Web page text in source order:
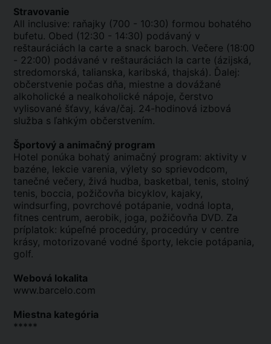
Stravovanie
All inclusive: raňajky (700 - 10:30) formou bohatého
bufetu. Obed (12:30 - 14:30) podávaný v
reštauráciách la carte a snack baroch. Večere (18:00
- 22:00) podávané v reštauráciách la carte (ázijská,
stredomorská, talianska, karibská, thajská). Ďalej:
občerstvenie počas dňa, miestne a dovážané
alkoholické a nealkoholické nápoje, čerstvo
vylisované šťavy, káva/čaj. 24-hodinová izbová
služba s ľahkým občerstvením.
Športový a animačný program
Hotel ponúka bohatý animačný program: aktivity v
bazéne, lekcie varenia, výlety so sprievodcom,
tanečné večery, živá hudba, basketbal, tenis, stolný
tenis, boccia, požičovňa bicyklov, kajaky,
windsurfing, povrchové potápanie, vodná lopta,
fitnes centrum, aerobik, joga, požičovňa DVD. Za
príplatok: kúpeľné procedúry, procedúry v centre
krásy, motorizované vodné športy, lekcie potápania,
golf.
Webová lokalita
www.barcelo.com
Miestna kategória
*****